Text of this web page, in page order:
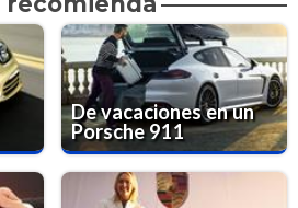
De vacaciones en un
Porsche 911